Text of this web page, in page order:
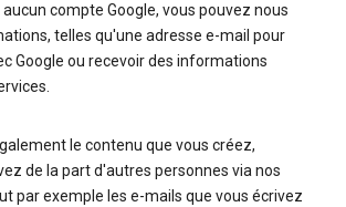
compte Google, vous pouvez nous
telles qu'une adresse e-mail pour
Google ou recevoir des informations
le contenu que vous créez,
de la part d'autres personnes via nos
par exemple les e-mails que vous écrivez